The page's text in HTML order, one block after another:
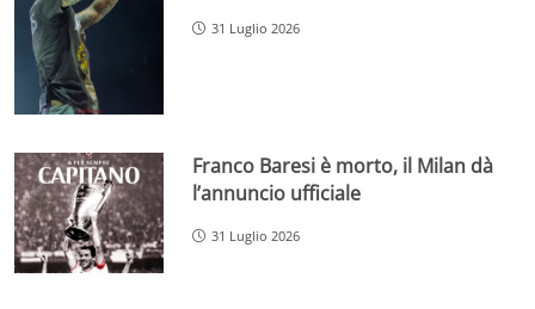
31 Luglio 2026
Franco Baresi è morto, il Milan dà
l’annuncio ufficiale
31 Luglio 2026